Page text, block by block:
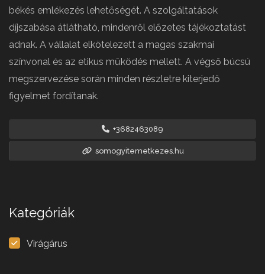
békés emlékezés lehetőségét. A szolgáltatások
díjszabása átlátható, mindenről előzetes tájékoztatást
adnak. A vállalat elkötelezett a magas szakmai
színvonal és az etikus működés mellett. A végső búcsú
megszervezése során minden részletre kiterjedő
figyelmet fordítanak.
+3682463089
somogyitemetkezes.hu
Kategóriák
Virágárus